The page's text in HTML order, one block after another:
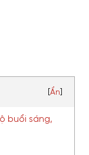
Ẩn
buổi sáng,